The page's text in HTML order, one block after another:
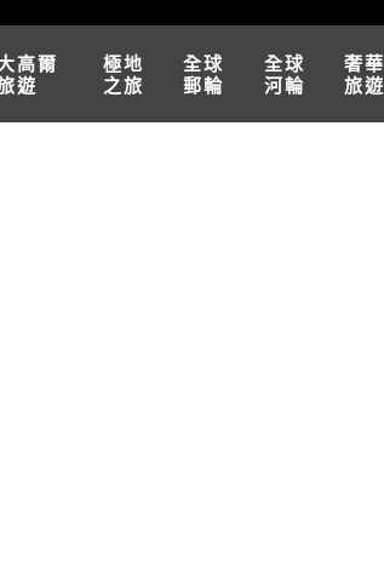
高爾
遊
極地
之旅
全球
郵輪
全球
河輪
奢華
旅遊